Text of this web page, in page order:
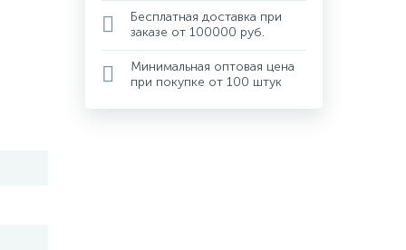
Бесплатная доставка при
заказе от 100000 руб.
Минимальная оптовая цена
при покупке от 100 штук